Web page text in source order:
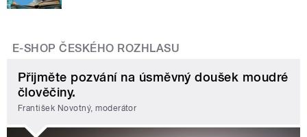
E-SHOP ČESKÉHO ROZHLASU
Přijměte pozvání na úsměvný doušek moudré
člověčiny.
František Novotný, moderátor